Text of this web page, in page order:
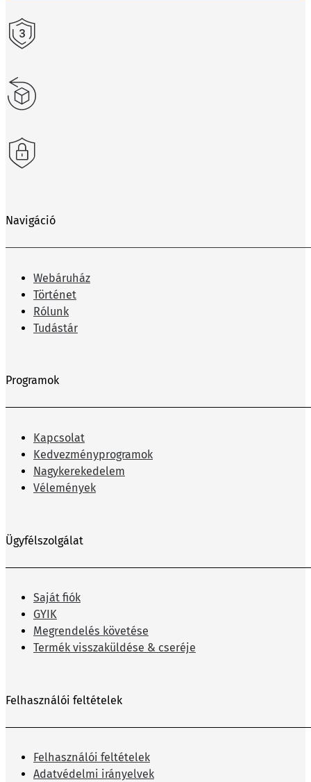
Navigáció
Webáruház
Történet
Rólunk
Tudástár
Programok
Kapcsolat
Kedvezményprogramok
Nagykerekedelem
Vélemények
Ügyfélszolgálat
Saját fiók
GYIK
Megrendelés követése
Termék visszaküldése & cseréje
Felhasználói feltételek
Felhasználói feltételek
Adatvédelmi irányelvek